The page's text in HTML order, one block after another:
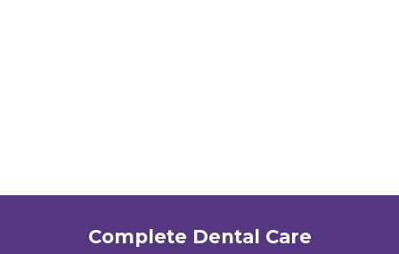
Complete Dental Care